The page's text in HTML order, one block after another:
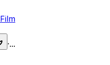
Film
·...